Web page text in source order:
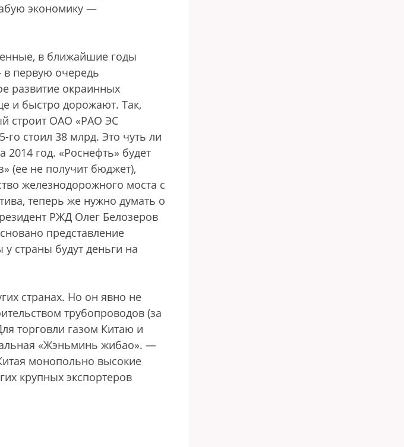
экономику —
в ближайшие годы
в первую очередь
развитие окраинных
и быстро дорожают. Так,
строит ОАО «РАО ЭС
го стоил 38 млрд. Это чуть ли
2014 год. «Роснефть» будет
(ее не получит бюджет),
железнодорожного моста с
теперь же нужно думать о
РЖД Олег Белозеров
представление
страны будут деньги на
странах. Но он явно не
трубопроводов (за
торговли газом Китаю и
«Жэньминь жибао». —
монопольно высокие
крупных экспортеров